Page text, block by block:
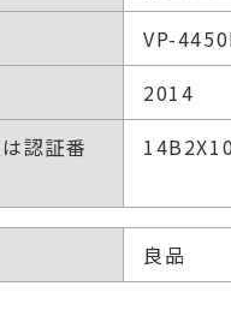
VP-
2014
認証番
良品